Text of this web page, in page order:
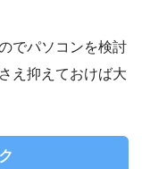
でパソコンを検討
え抑えておけば大